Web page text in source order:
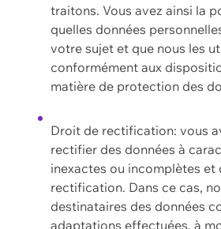
traitons. Vous avez ainsi la
quelles données
votre sujet et que nous les
conformément aux
matière de protection des
Droit de rectification: vous
rectifier des données à
inexactes ou incomplètes et
rectification. Dans ce cas,
destinataires des données
adaptations effectuées, à